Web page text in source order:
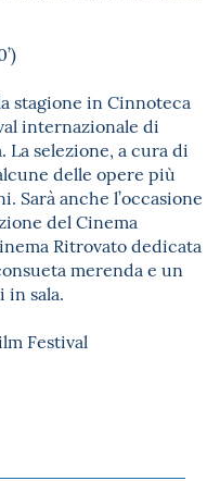
stagione in Cinnoteca
internazionale di
selezione, a cura di
delle opere più
Sarà anche l’occasione
del Cinema
Ritrovato dedicata
merenda e un
sala.
Festival